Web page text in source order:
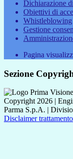
Dichiarazione
Obiettivi di
Whistleblowing
Gestione
Pagina
Sezione
Copyright 2026 |
Parma S.p.A. |
Disclaimer